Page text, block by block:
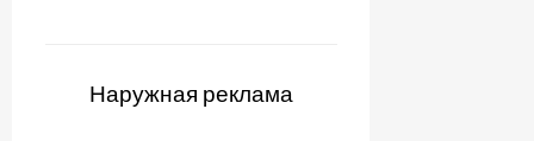
Наружная реклама